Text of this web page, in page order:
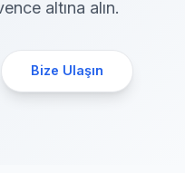
altına alın.
Bize Ulaşın